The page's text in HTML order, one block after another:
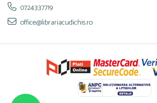
0724337719
office@librariacudichis.ro